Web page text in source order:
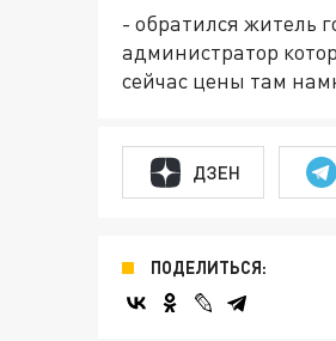
- обратился житель
администратор
сейчас цены там
ДЗЕН
ПОДЕЛИТЬСЯ: